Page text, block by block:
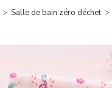
> Salle de bain zéro déchet >